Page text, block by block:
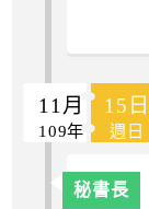
11月 15日
109年 週日